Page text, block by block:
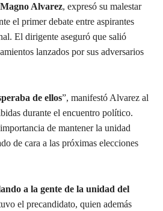
Magno Alvarez, expresó su malestar
el primer debate entre aspirantes
El dirigente aseguró que salió
lanzados por sus adversarios
de ellos”, manifestó Alvarez al
durante el encuentro político.
de mantener la unidad
de cara a las próximas elecciones
a la gente de la unidad del
el precandidato, quien además